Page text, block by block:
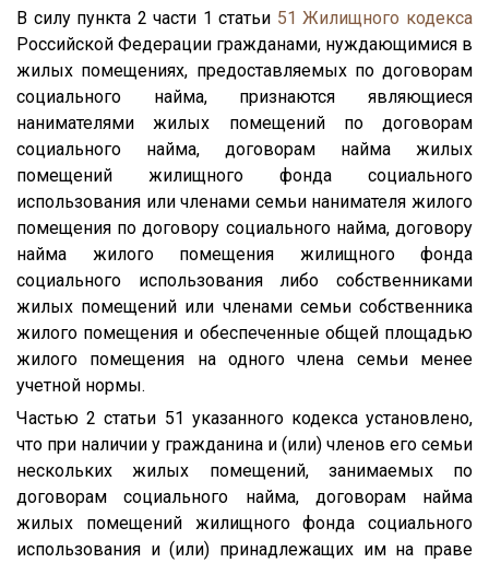
В силу пункта 2 части 1 статьи 51 Жилищного кодекса
Российской Федерации гражданами, нуждающимися в
жилых помещениях, предоставляемых по договорам
социального найма, признаются являющиеся
нанимателями жилых помещений по договорам
социального найма, договорам найма жилых
помещений жилищного фонда социального
использования или членами семьи нанимателя жилого
помещения по договору социального найма, договору
найма жилого помещения жилищного фонда
социального использования либо собственниками
жилых помещений или членами семьи собственника
жилого помещения и обеспеченные общей площадью
жилого помещения на одного члена семьи менее
учетной нормы.
Частью 2 статьи 51 указанного кодекса установлено,
что при наличии у гражданина и (или) членов его семьи
нескольких жилых помещений, занимаемых по
договорам социального найма, договорам найма
жилых помещений жилищного фонда социального
использования и (или) принадлежащих им на праве